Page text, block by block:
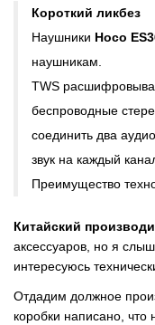
Короткий ликбез
Наушники Hoco
наушникам.
TWS
беспроводные
соединить два
звук на каждый
Преимущество
Китайский
аксессуаров, но я
интересуюсь
Отдадим должное
коробки написано,